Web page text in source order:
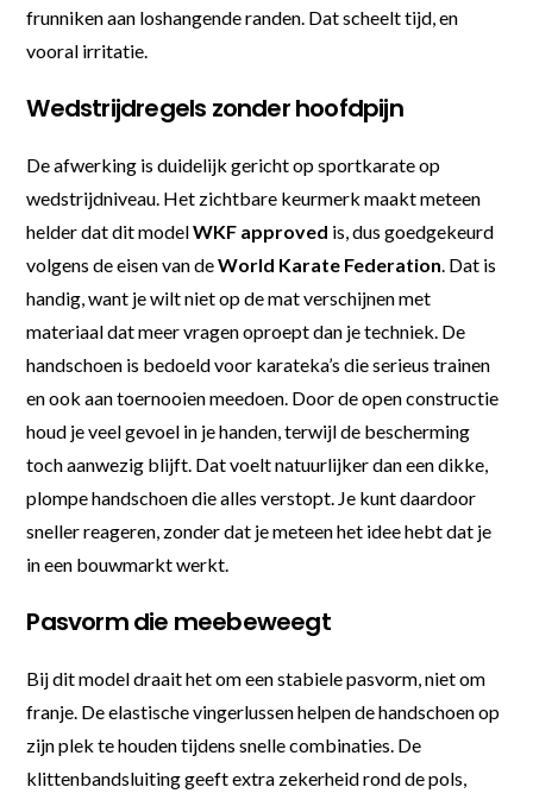
frunniken aan loshangende randen. Dat scheelt tijd, en
vooral irritatie.
Wedstrijdregels zonder hoofdpijn
De afwerking is duidelijk gericht op sportkarate op
wedstrijdniveau. Het zichtbare keurmerk maakt meteen
helder dat dit modelWKF approved is, dus goedgekeurd
volgens de eisen van deWorld Karate Federation. Dat is
handig, want je wilt niet op de mat verschijnen met
materiaal dat meer vragen oproept dan je techniek. De
handschoen is bedoeld voor karateka’s die serieus trainen
en ook aan toernooien meedoen. Door de open constructie
houd je veel gevoel in je handen, terwijl de bescherming
toch aanwezig blijft. Dat voelt natuurlijker dan een dikke,
plompe handschoen die alles verstopt. Je kunt daardoor
sneller reageren, zonder dat je meteen het idee hebt dat je
in een bouwmarkt werkt.
Pasvorm die meebeweegt
Bij dit model draait het om een stabiele pasvorm, niet om
franje. De elastische vingerlussen helpen de handschoen op
zijn plek te houden tijdens snelle combinaties. De
klittenbandsluiting geeft extra zekerheid rond de pols,